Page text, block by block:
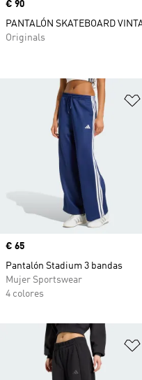
Precio
€ 65
Pantalón Stadium 3 bandas
Mujer Sportswear
4 colores
Precio
€ 90
PANTALÓN SKATEBOARD
Originals